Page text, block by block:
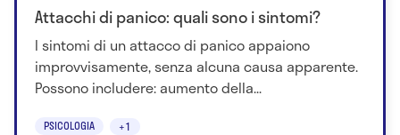
Attacchi di panico: quali sono i sintomi?
I sintomi di un attacco di panico appaiono
improvvisamente, senza alcuna causa apparente.
Possono includere: aumento della...
PSICOLOGIA +1